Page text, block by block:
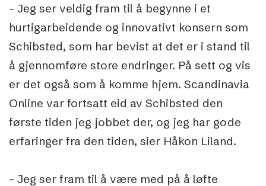
– Jeg ser veldig fram til å begynne i et
hurtigarbeidende og innovativt konsern som
Schibsted, som har bevist at det er i stand til
å gjennomføre store endringer. På sett og vis
er det også som å komme hjem. Scandinavia
Online var fortsatt eid av Schibsted den
første tiden jeg jobbet der, og jeg har gode
erfaringer fra den tiden, sier Håkon Liland.
– Jeg ser fram til å være med på å løfte